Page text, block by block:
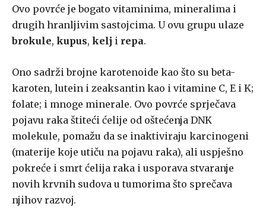
Ovo povrće je bogato vitaminima, mineralima i
drugih hranljivim sastojcima. U ovu grupu ulaze
brokule, kupus, kelj i repa.
Ono sadrži brojne karotenoide kao što su beta-
karoten, lutein i zeaksantin kao i vitamine C, E i K;
folate; i mnoge minerale. Ovo povrće sprječava
pojavu raka štiteći ćelije od oštećenja DNK
molekule, pomažu da se inaktiviraju karcinogeni
(materije koje utiču na pojavu raka), ali uspješno
pokreće i smrt ćelija raka i usporava stvaranje
novih krvnih sudova u tumorima što sprečava
njihov razvoj.